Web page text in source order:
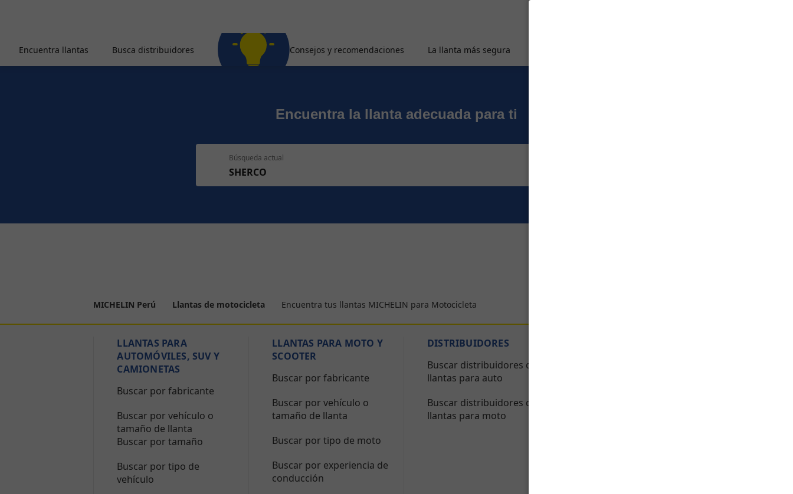
Encuentra llantas Busca distribuidores Consejos y recomendaciones La llanta más segura
Encuentra la llanta adecuada para ti
Búsqueda actual
SHERCO
MICHELIN Perú Llantas de motocicleta Encuentra tus llantas MICHELIN para Motocicleta
LLANTAS PARA
AUTOMÓVILES, SUV Y
CAMIONETAS
Buscar por fabricante
Buscar por vehículo o
tamaño de llanta
Buscar por tamaño
Buscar por tipo de
vehículo
LLANTAS PARA MOTO Y
SCOOTER
Buscar por fabricante
Buscar por vehículo o
tamaño de llanta
Buscar por tipo de moto
Buscar por experiencia de
conducción
DISTRIBUIDORES
Buscar distribuidores de
llantas para auto
Buscar distribuidores de
llantas para moto